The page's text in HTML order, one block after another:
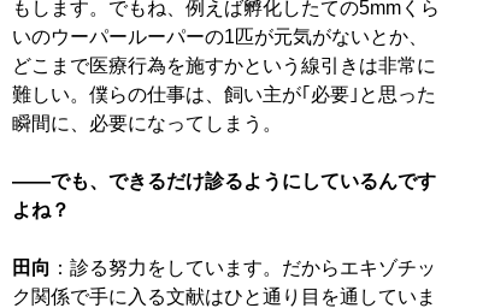
もします。でもね、例えば孵化したての5mmくら
いのウーパールーパーの1匹が元気がないとか、
どこまで医療行為を施すかという線引きは非常に
難しい。僕らの仕事は、飼い主が｢必要｣と思った
瞬間に、必要になってしまう。
――でも、できるだけ診るようにしているんです
よね？
田向 ：診る努力をしています。だからエキゾチッ
ク関係で手に入る文献はひと通り目を通していま